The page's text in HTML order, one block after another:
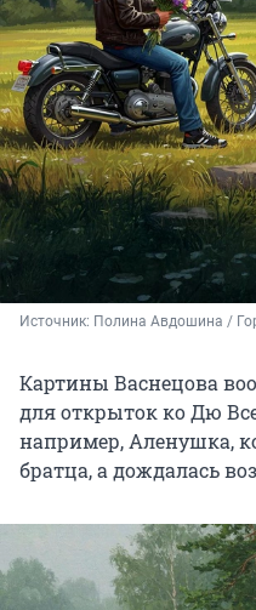
Источник: Полина Авдошина /
Картины Васнецова
для открыток ко Дю
например, Аленушка,
братца, а дождалась